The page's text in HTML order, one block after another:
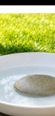
birçok kişi
doğa
bir
birkaç taş